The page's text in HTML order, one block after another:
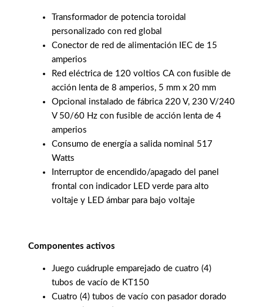
Transformador de potencia toroidal
personalizado con red global
Conector de red de alimentación IEC de 15
amperios
Red eléctrica de 120 voltios CA con fusible de
acción lenta de 8 amperios, 5 mm x 20 mm
Opcional instalado de fábrica 220 V, 230 V/240
V 50/60 Hz con fusible de acción lenta de 4
amperios
Consumo de energía a salida nominal 517
Watts
Interruptor de encendido/apagado del panel
frontal con indicador LED verde para alto
voltaje y LED ámbar para bajo voltaje
Componentes activos
Juego cuádruple emparejado de cuatro (4)
tubos de vacío de KT150
Cuatro (4) tubos de vacío con pasador dorado